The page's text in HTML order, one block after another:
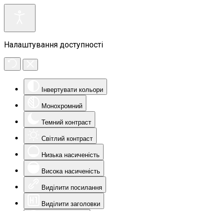
Налаштування доступності
Інвертувати кольори
Монохромний
Темний контраст
Світлий контраст
Низька насиченість
Висока насиченість
Виділити посилання
Виділити заголовки